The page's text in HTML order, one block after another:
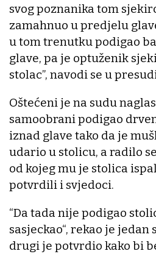
svog poznanika tom
zamahnuo u predjelu
u tom trenutku podigao
glave, pa je optuženik
stolac”, navodi se u
Oštećeni je na sudu
samoobrani podigao
iznad glave tako da je
udario u stolicu, a radilo
od kojeg mu je stolica
potvrdili i svjedoci.
“Da tada nije podigao
sasjeckao“, rekao je jedan
drugi je potvrdio kako bi